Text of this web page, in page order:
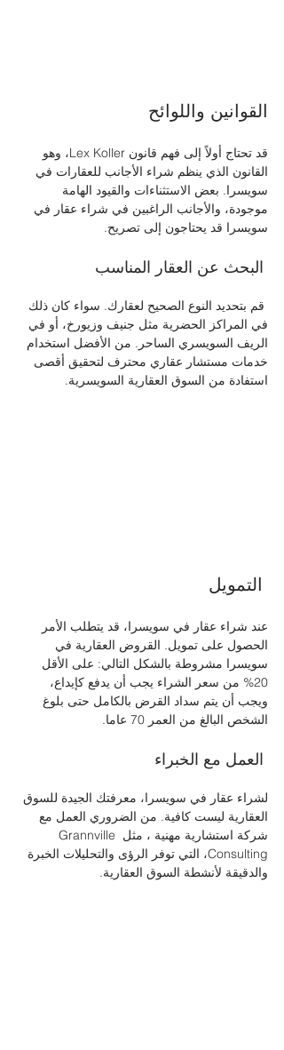
القوانين واللوائح
قد تحتاج أولاً إلى فهم قانون Lex Koller، وهو
القانون الذي ينظم شراء الأجانب للعقارات في
سويسرا. بعض الاستثناءات والقيود الهامة
موجودة، والأجانب الراغبين في شراء عقار في
سويسرا قد يحتاجون إلى تصريح.
قم بتحديد النوع الصحيح لعقارك. سواء كان ذلك
في المراكز الحضرية مثل جنيف وزيورخ، أو في
الريف السويسري الساحر. من الأفضل استخدام
خدمات مستشار عقاري محترف لتحقيق أقصى
استفادة من السوق العقارية السويسرية.
عند شراء عقار في سويسرا، قد يتطلب الأمر
الحصول على تمويل. القروض العقارية في
سويسرا مشروطة بالشكل التالي: على الأقل
20% من سعر الشراء يجب أن يدفع كإيداع،
ويجب أن يتم سداد القرض بالكامل حتى بلوغ
الشخص البالغ من العمر 70 عاما.
لشراء عقار في سويسرا، معرفتك الجيدة للسوق
العقارية ليست كافية. من الضروري العمل مع
شركة استشارية مهنية ، مثل Grannville
Consulting، التي توفر الرؤى والتحليلات الخبرة
والدقيقة لأنشطة السوق العقارية.